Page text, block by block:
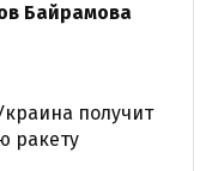
Байрамова
получит
ракету